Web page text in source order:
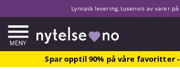
Lynrask levering, tusenvis av varer
Spar opptil 90% på våre favoritter